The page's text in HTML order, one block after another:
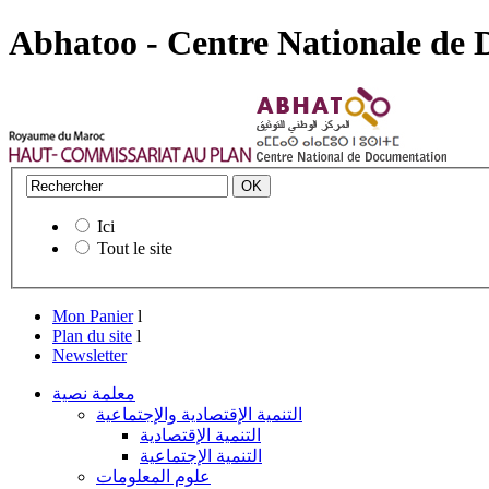
Abhatoo - Centre Nationale de
Ici
Tout le site
Mon Panier l
Plan du site l
Newsletter
معلمة نصية
التنمية الإقتصادية والإجتماعية
التنمية الإقتصادية
التنمية الإجتماعية
علوم المعلومات